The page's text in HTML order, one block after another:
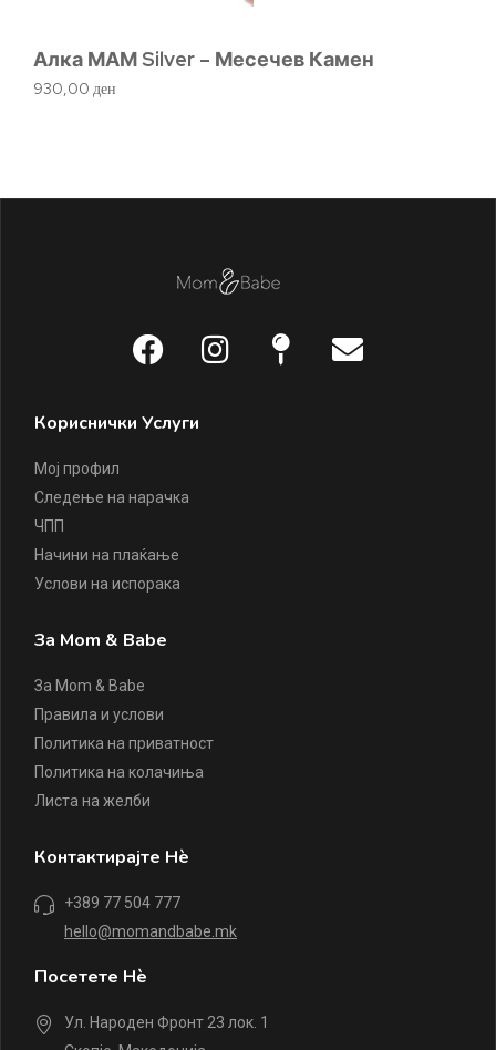
Алка МАМ Silver – Месечев Камен
930,00 ден
Кориснички Услуги
Мој профил
Следење на нарачка
ЧПП
Начини на плаќање
Услови на испорака
За Mom & Babe
За Mom & Babe
Правила и услови
Политика на приватност
Политика на колачиња
Листа на желби
Контактирајте Нè
+389 77 504 777
hello@momandbabe.mk
Посетете Нè
Ул. Народен Фронт 23 лок. 1